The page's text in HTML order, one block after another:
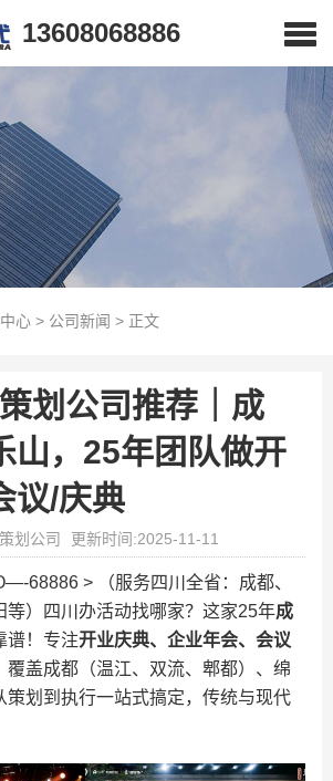
13608068886
心> 公司新闻 > 正文
划公司推荐｜成
山，25年团队做开
议/庆典​
划公司 更新时间:2025-11-11
68886 > （服务四川全省：成都、
等）四川办活动找哪家？这家25年​​成
谱！专注​​开业庆典、企业年会、会议
覆盖成都（温江、双流、郫都）、绵
策划到执行一站式搞定，传统与现代